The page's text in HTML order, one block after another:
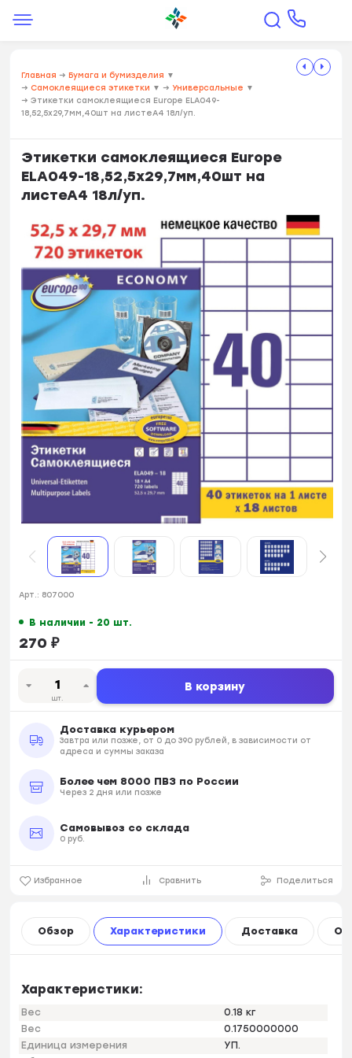
Главная → Бумага и бумизделия ▼
→ Самоклеящиеся этикетки ▼ → Универсальные ▼
→ Этикетки самоклеящиеся Europe ELA049-
18,52,5x29,7мм,40шт на листеА4 18л/уп.
Этикетки самоклеящиеся Europe
ELA049-18,52,5x29,7мм,40шт на
листеА4 18л/уп.
Арт.: 807000
В наличии - 20 шт.
270 ₽
шт.
В корзину
Доставка курьером
Завтра или позже, от 0 до 390 рублей, в зависимости от
адреса и суммы заказа
Более чем 8000 ПВЗ по России
Через 2 дня или позже
Самовывоз со склада
0 руб.
Избранное Сравнить Поделиться
Обзор Характеристики Доставка
Характеристики:
Вес
0.18 кг
Вес
0.1750000000
Единица измерения
УП.